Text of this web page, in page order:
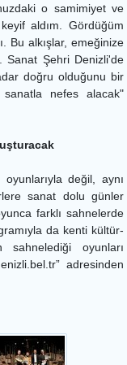
o samimiyet ve
aldım. Gördüğüm
Bu alkışlar, emeğinize
Sanat Şehri Denizli'de
doğru olduğunu bir
nefes alacak"
değil, aynı
sanat dolu günler
farklı sahnelerde
da kenti kültür-
sahnelediği oyunları
adresinden